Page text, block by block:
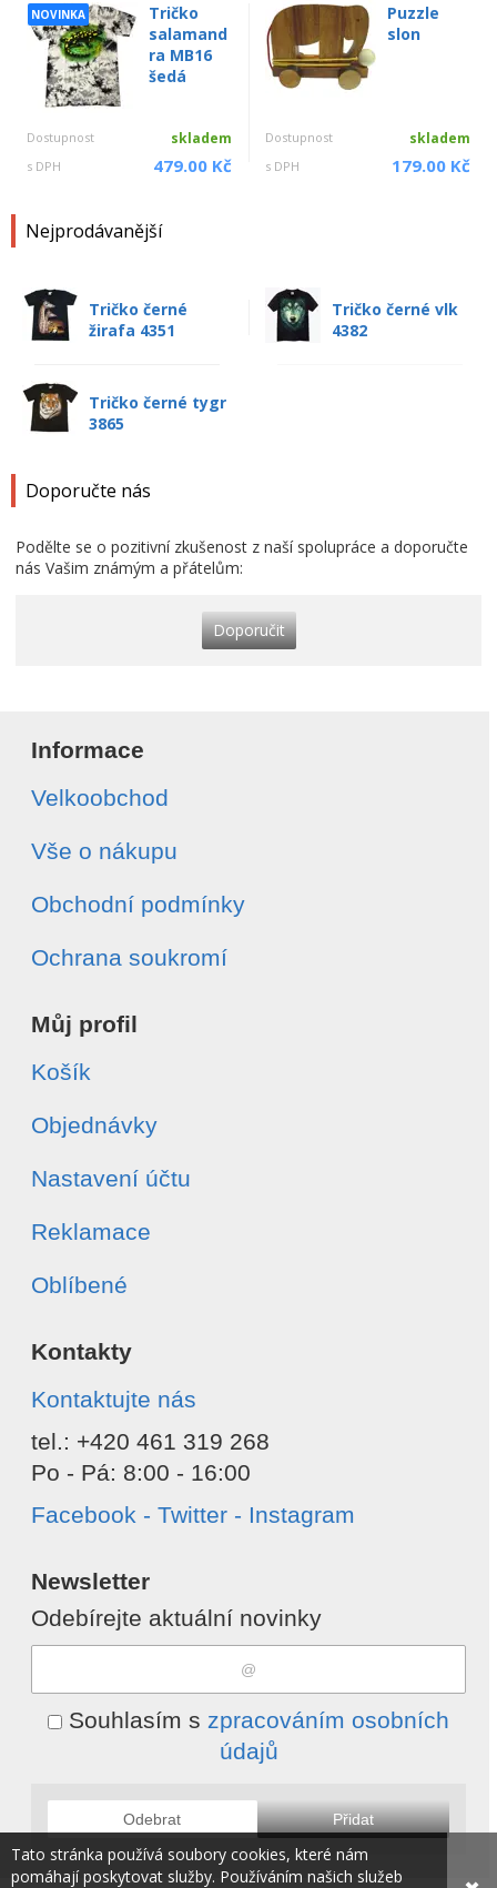
NOVINKA
Tričko
salamand
ra MB16
šedá
Dostupnost skladem
s DPH 479.00 Kč
Puzzle
slon
Dostupnost skladem
s DPH 179.00 Kč
Nejprodávanější
Tričko černé
žirafa 4351
Tričko černé vlk
4382
Tričko černé tygr
3865
Doporučte nás
Podělte se o pozitivní zkušenost z naší spolupráce a doporučte
nás Vašim známým a přátelům:
Doporučit
Informace
Velkoobchod
Vše o nákupu
Obchodní podmínky
Ochrana soukromí
Můj profil
Košík
Objednávky
Nastavení účtu
Reklamace
Oblíbené
Kontakty
Kontaktujte nás
tel.: +420 461 319 268
Po - Pá: 8:00 - 16:00
Facebook - Twitter - Instagram
Newsletter
Odebírejte aktuální novinky
Souhlasím s zpracováním osobních
údajů
Odebrat Přidat
Tato stránka používá soubory cookies, které nám
pomáhají poskytovat služby. Používáním našich služeb